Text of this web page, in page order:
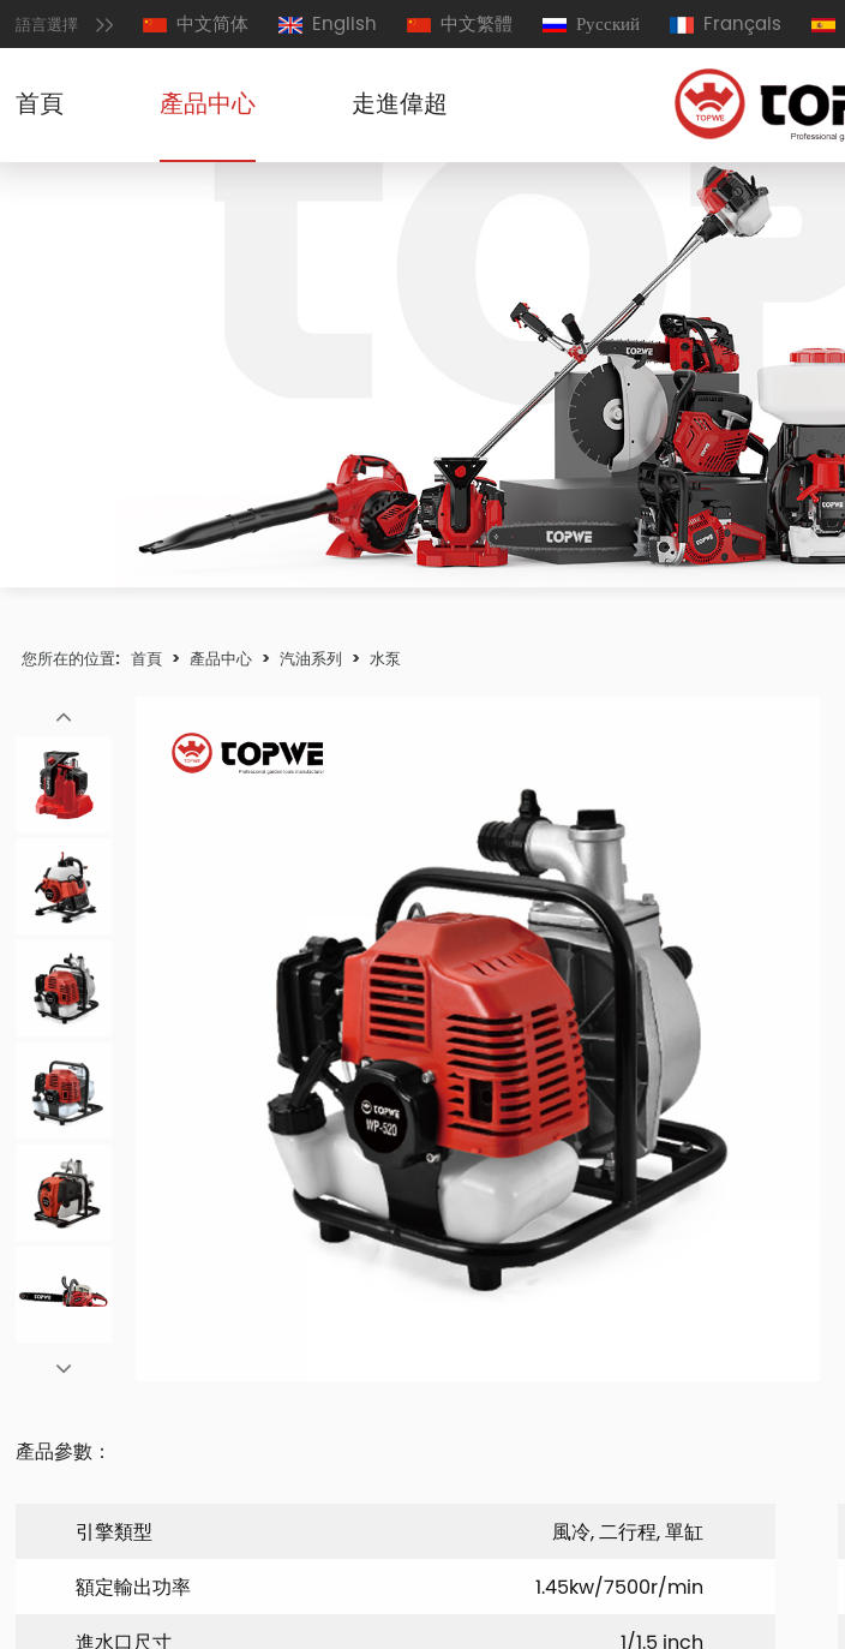
語言選擇 中文简体 English 中文繁體 Русский Français
首頁 產品中心 走進偉超
您所在的位置: 首頁 > 產品中心 > 汽油系列 > 水泵
產品參數：
引擎類型 風冷, 二行程, 單缸
額定輸出功率
1.45kw/7500r/min
進水口尺寸
1/1.5 inch